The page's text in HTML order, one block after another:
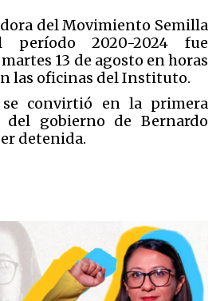
del Movimiento Semilla
período 2020-2024 fue
13 de agosto en horas
las oficinas del Instituto.
se convirtió en la primera
del gobierno de Bernardo
detenida.